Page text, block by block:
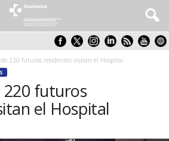
220 futuros residentes visitan el Hospital
futuros
el Hospital